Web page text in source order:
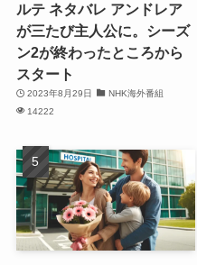
ルテ ネタバレ アンドレア
が三たび主人公に。シーズ
ン2が終わったところから
スタート
2023年8月29日
NHK海外番組
14222